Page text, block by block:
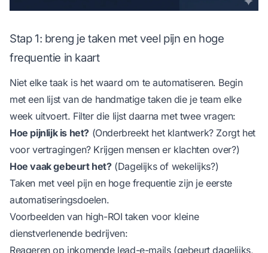
Stap 1: breng je taken met veel pijn en hoge
frequentie in kaart
Niet elke taak is het waard om te automatiseren. Begin
met een lijst van de handmatige taken die je team elke
week uitvoert. Filter die lijst daarna met twee vragen:
Hoe pijnlijk is het? (Onderbreekt het klantwerk? Zorgt het
voor vertragingen? Krijgen mensen er klachten over?)
Hoe vaak gebeurt het?(Dagelijks of wekelijks?)
Taken met veel pijn en hoge frequentie zijn je eerste
automatiseringsdoelen.
Voorbeelden van high-ROI taken voor kleine
dienstverlenende bedrijven:
Reageren op inkomende lead-e-mails (gebeurt dagelijks,